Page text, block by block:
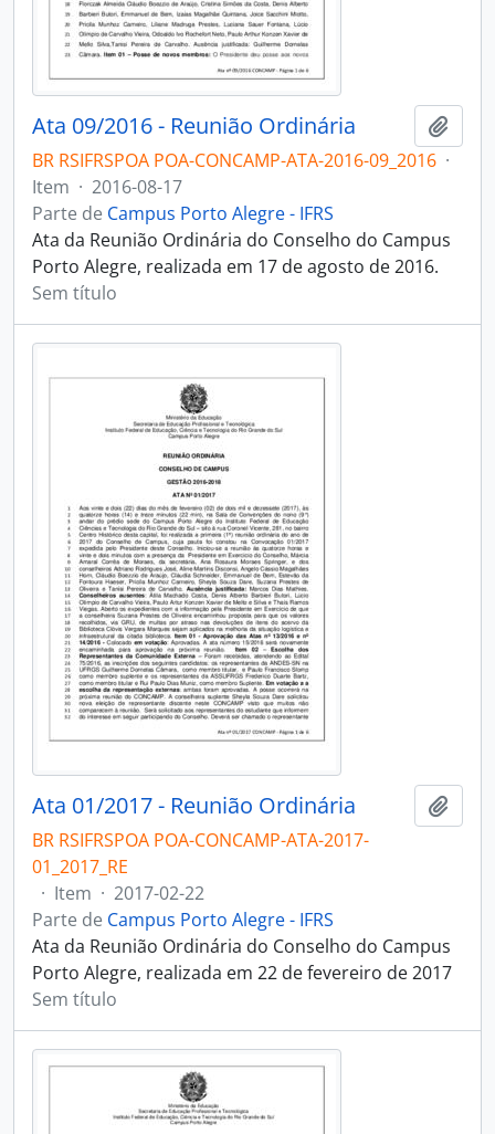
Ata 09/2016 - Reunião Ordinária
BR RSIFRSPOA POA-CONCAMP-ATA-2016-09_2016 ·
Item · 2016-08-17
Parte de Campus Porto Alegre - IFRS
Ata da Reunião Ordinária do Conselho do Campus
Porto Alegre, realizada em 17 de agosto de 2016.
Sem título
Ata 01/2017 - Reunião Ordinária
BR RSIFRSPOA POA-CONCAMP-ATA-2017-
01_2017_RE
· Item · 2017-02-22
Parte de Campus Porto Alegre - IFRS
Ata da Reunião Ordinária do Conselho do Campus
Porto Alegre, realizada em 22 de fevereiro de 2017
Sem título